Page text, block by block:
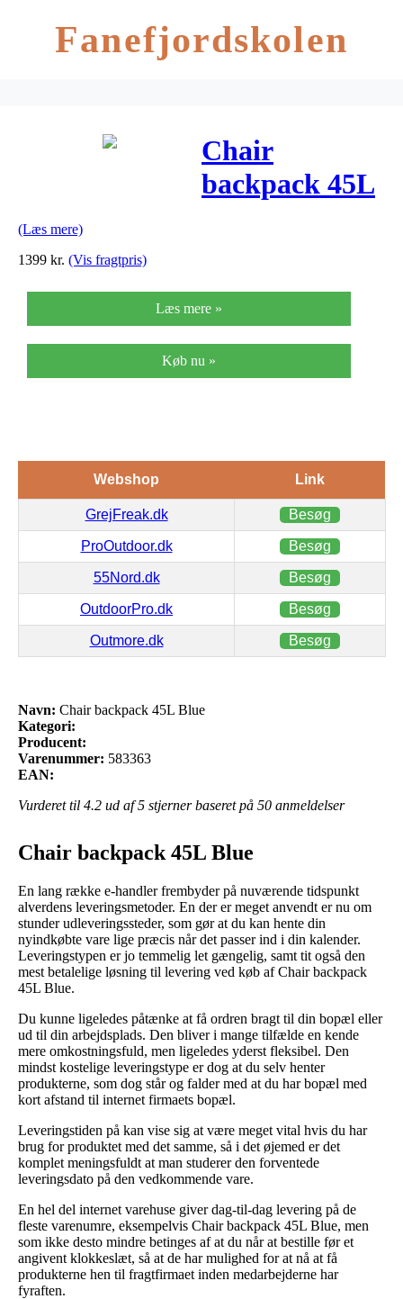
Fanefjordskolen
Chair
backpack 45L
(Læs mere)
1399 kr. (Vis fragtpris)
Læs mere »
Køb nu »
Webshop Link
GrejFreak.dk Besøg
ProOutdoor.dk Besøg
55Nord.dk Besøg
OutdoorPro.dk Besøg
Outmore.dk Besøg
Navn: Chair backpack 45L Blue
Kategori:
Producent:
Varenummer: 583363
EAN:
Vurderet til 4.2 ud af 5 stjerner baseret på 50 anmeldelser
Chair backpack 45L Blue
En lang række e-handler frembyder på nuværende tidspunkt
alverdens leveringsmetoder. En der er meget anvendt er nu om
stunder udleveringssteder, som gør at du kan hente din
nyindkøbte vare lige præcis når det passer ind i din kalender.
Leveringstypen er jo temmelig let gængelig, samt tit også den
mest betalelige løsning til levering ved køb af Chair backpack
45L Blue.
Du kunne ligeledes påtænke at få ordren bragt til din bopæl eller
ud til din arbejdsplads. Den bliver i mange tilfælde en kende
mere omkostningsfuld, men ligeledes yderst fleksibel. Den
mindst kostelige leveringstype er dog at du selv henter
produkterne, som dog står og falder med at du har bopæl med
kort afstand til internet firmaets bopæl.
Leveringstiden på kan vise sig at være meget vital hvis du har
brug for produktet med det samme, så i det øjemed er det
komplet meningsfuldt at man studerer den forventede
leveringsdato på den vedkommende vare.
En hel del internet varehuse giver dag-til-dag levering på de
fleste varenumre, eksempelvis Chair backpack 45L Blue, men
som ikke desto mindre betinges af at du når at bestille før et
angivent klokkeslæt, så at de har mulighed for at nå at få
produkterne hen til fragtfirmaet inden medarbejderne har
fyraften.